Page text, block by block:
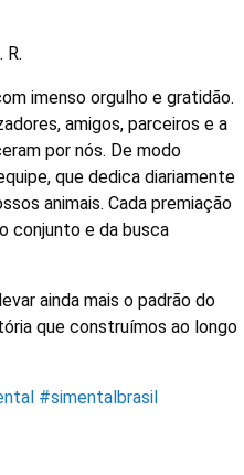
R.
imenso orgulho e gratidão.
amigos, parceiros e a
por nós. De modo
que dedica diariamente
animais. Cada premiação
conjunto e da busca
ainda mais o padrão do
que construímos ao longo
#simentalbrasil